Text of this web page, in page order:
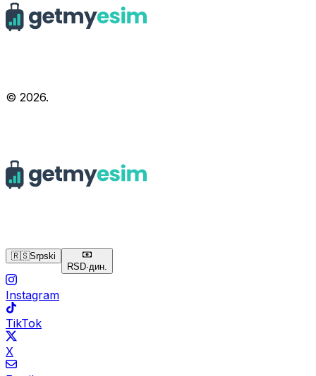
© 2026.
🇷🇸Srpski
RSD·дин.
Instagram
TikTok
X